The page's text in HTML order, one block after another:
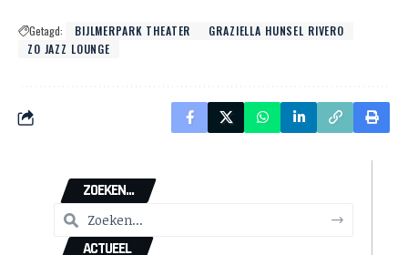
Getagd: BIJLMERPARK THEATER
GRAZIELLA HUNSEL RIVERO
ZO JAZZ LOUNGE
ZOEKEN...
ACTUEEL